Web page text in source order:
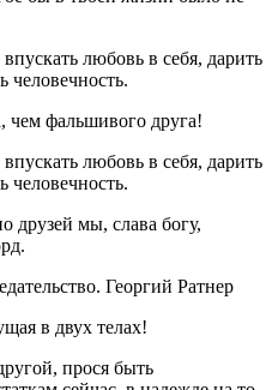
любовь в себя, дарить
человечность.
чем фальшивого друга!
любовь в себя, дарить
человечность.
друзей мы, слава богу,
Георгий Ратнер
в двух телах!
прося быть